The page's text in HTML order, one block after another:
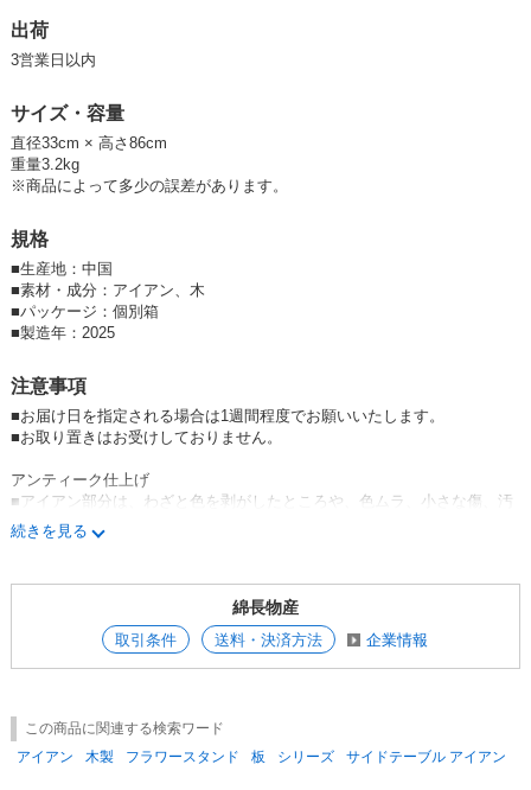
・リビングでランプやアートのディスプレイ台に
・書斎や寝室でお気に入りのグリーンを飾ってリラックス空間を演出
関連キーワード
「フラワースタンド」 「花台」 「アイアン家具」 「アンティーク調家
具」 「高級インテリア」 「クラシカルインテリア」 「サイドテーブル」
「装飾家具」
出荷
3営業日以内
サイズ・容量
直径33cm × 高さ86cm
重量3.2kg
※商品によって多少の誤差があります。
規格
■生産地：中国
■素材・成分：アイアン、木
■パッケージ：個別箱
■製造年：2025
注意事項
■お届け日を指定される場合は1週間程度でお願いいたします。
■お取り置きはお受けしておりません。
アンティーク仕上げ
■アイアン部分は、わざと色を剥がしたところや、色ムラ、小さな傷、汚
れなど、使い込んだアンティークに見える仕上げを施しています。
細かい傷や汚れに見える場合もありますが良品となります。手作業のアン
■モニターや照明により実際のお色とは違って見える場合がございます。
■輸入品のため、天板に小キズ・小さな黒点・スレ・くすみなどがある場
合がございます。
物、塗装のムラやはがれのある場合がございます。お取り扱いには十分ご
注意ください。
■商品は全て手作業で製造しております。個体により曲がり具合やサイズ
続きを見る
綿長物産
取引条件 送料・決済方法 企業情報
この商品に関連する検索ワード
アイアン
木製 フラワースタンド 板 シリーズ サイドテーブル アイアン